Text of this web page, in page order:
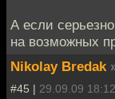
А если
на возможных
Nikolay Bredak
#45 | 29.09.09 18:12